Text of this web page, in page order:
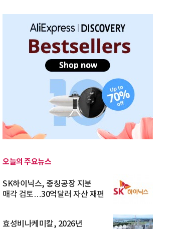
오늘의 주요뉴스
SK하이닉스, 충칭공장 지분
매각 검토…30억달러 자산 재편
효성비나케미칼, 2026년